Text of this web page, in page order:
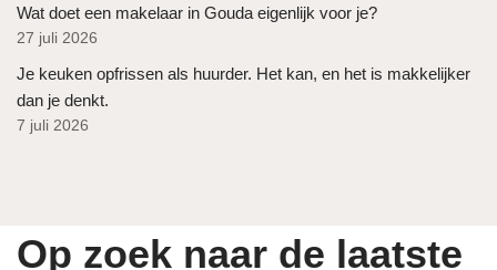
Wat doet een makelaar in Gouda eigenlijk voor je?
27 juli 2026
Je keuken opfrissen als huurder. Het kan, en het is makkelijker
dan je denkt.
7 juli 2026
Op zoek naar de laatste